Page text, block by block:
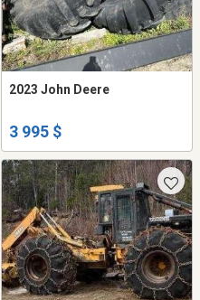
2023 John Deere
3 995 $